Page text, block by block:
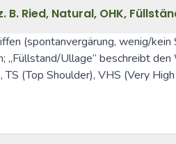
Ried, Natural, OHK,
(spontanvergärung, wenig/
Ullage“ beschreibt
(Top Shoulder), VHS (Very